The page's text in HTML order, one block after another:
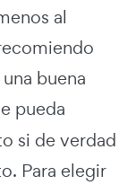
al
buena
pueda
si de verdad
Para elegir